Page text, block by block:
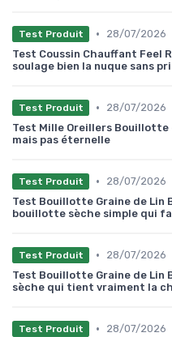
Test Produit •
28/07/2026
Test Coussin Chauffant Feel
soulage bien la nuque sans
Test Produit •
28/07/2026
Test Mille Oreillers Bouillotte
mais pas éternelle
Test Produit •
28/07/2026
Test Bouillotte Graine de Lin
bouillotte sèche simple qui
Test Produit •
28/07/2026
Test Bouillotte Graine de Lin
sèche qui tient vraiment la
Test Produit •
28/07/2026